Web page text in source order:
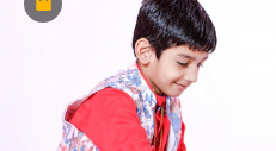
Premium